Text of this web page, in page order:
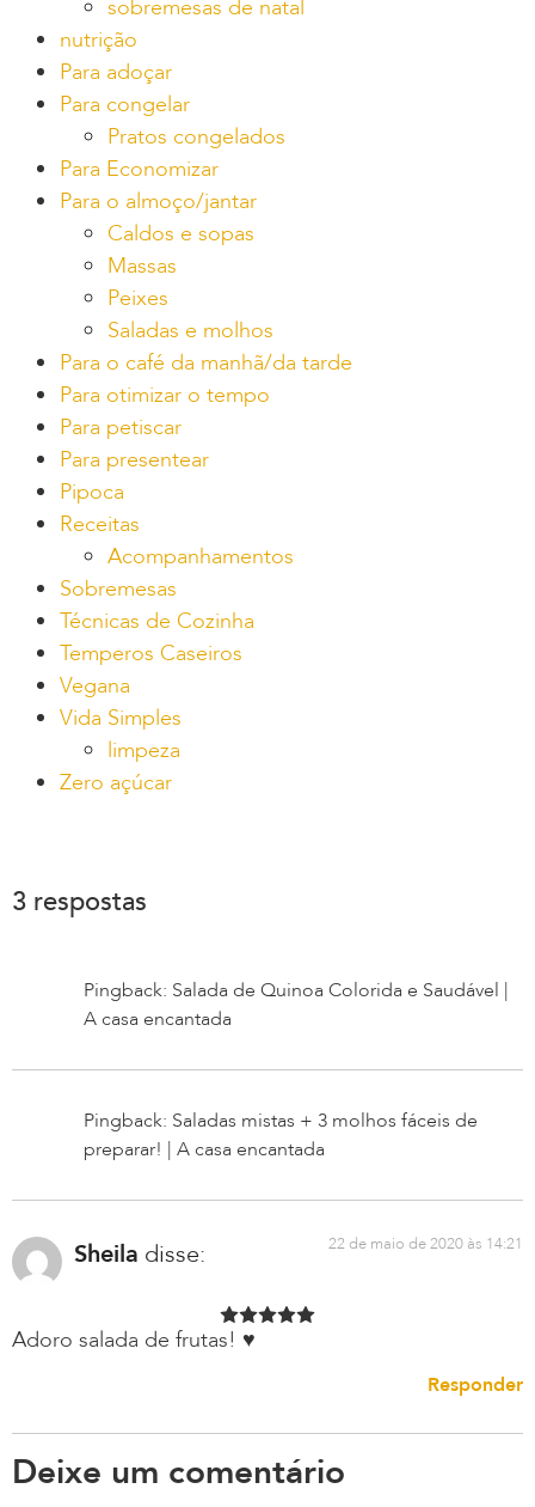
sobremesas de natal
nutrição
Para adoçar
Para congelar
Pratos congelados
Para Economizar
Para o almoço/jantar
Caldos e sopas
Massas
Peixes
Saladas e molhos
Para o café da manhã/da tarde
Para otimizar o tempo
Para petiscar
Para presentear
Pipoca
Receitas
Acompanhamentos
Sobremesas
Técnicas de Cozinha
Temperos Caseiros
Vegana
Vida Simples
limpeza
Zero açúcar
3 respostas
Pingback: Salada de Quinoa Colorida e Saudável |
A casa encantada
Pingback: Saladas mistas + 3 molhos fáceis de
preparar! | A casa encantada
Sheila disse: 22 de maio de 2020 às 14:21
Adoro salada de frutas! ♥
Responder
Deixe um comentário